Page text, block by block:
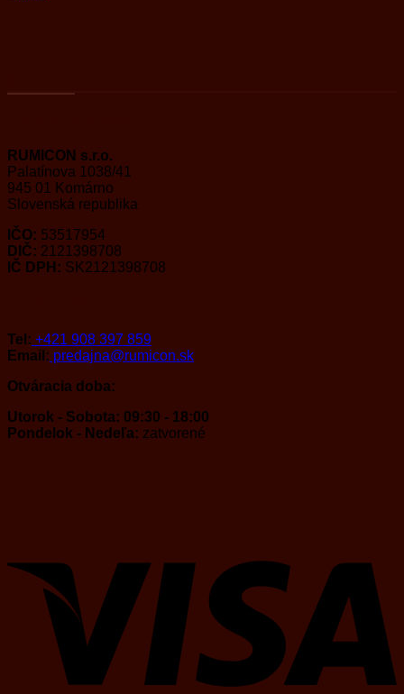
RUMICON s.r.o.
Palatínova 1038/41
945 01 Komárno
Slovenská republika
IČO: 53517954
DIČ: 2121398708
IČ DPH: SK2121398708
Tel: +421 908 397 859
Email: predajna@rumicon.sk
Otváracia doba:
Utorok - Sobota: 09:30 - 18:00
Pondelok - Nedeľa: zatvorené